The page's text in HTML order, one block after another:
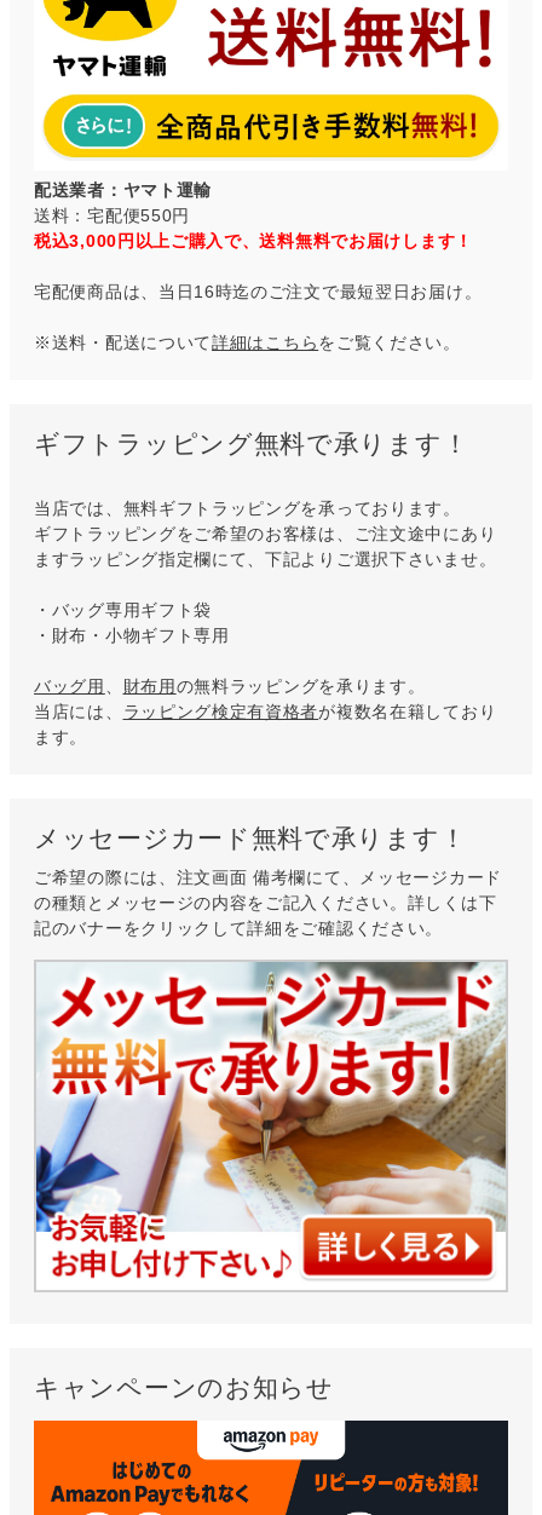
配送業者：ヤマト運輸
送料：宅配便550円
税込3,000円以上ご購入で、送料無料でお届けします！
宅配便商品は、当日16時迄のご注文で最短翌日お届け。
※送料・配送について詳細はこちらをご覧ください。
ギフトラッピング無料で承ります！
当店では、無料ギフトラッピングを承っております。
ギフトラッピングをご希望のお客様は、ご注文途中にあり
ますラッピング指定欄にて、下記よりご選択下さいませ。
・バッグ専用ギフト袋
・財布・小物ギフト専用
バッグ用 、 財布用の無料ラッピングを承ります。
当店には、 ラッピング検定有資格者が複数名在籍しており
ます。
メッセージカード無料で承ります！
ご希望の際には、注文画面 備考欄にて、メッセージカード
の種類とメッセージの内容をご記入ください。詳しくは下
記のバナーをクリックして詳細をご確認ください。
キャンペーンのお知らせ